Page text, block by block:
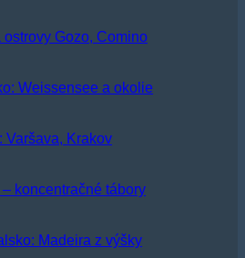
ostrovy Gozo, Comino
Weissensee a okolie
Varšava, Krakov
koncentračné tábory
Madeira z výšky